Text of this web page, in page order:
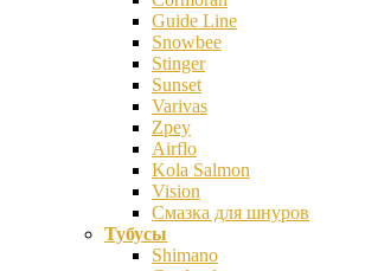
Guide Line
Snowbee
Stinger
Sunset
Varivas
Zpey
Airflo
Kola Salmon
Vision
Смазка для шнуров
Тубусы
Shimano